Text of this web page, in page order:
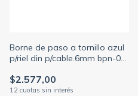
Borne de paso a tornillo azul
p/riel din p/cable.6mm bpn-06-
$2.577,00